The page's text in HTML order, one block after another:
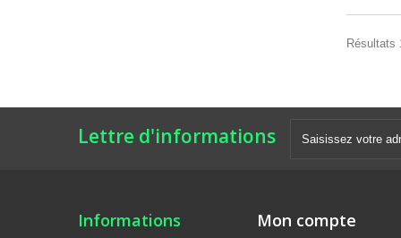
Résultats
Lettre d'informations
Informations Mon compte